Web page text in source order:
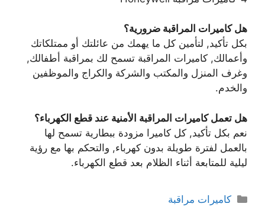
هل كاميرات المراقبة ضرورية؟
بكل تأكيد, لتأمين كل ما يهمك من عائلتك أو ممتلكاتك
وأعمالك, كاميرات المراقبة تسمح لك بمراقبة أطفالك,
وغرف المنزل والمكتب والشركة والكراج والموظفين
والخدم.
هل تعمل كاميرات المراقبة الأمنية عند قطع الكهرباء؟
نعم بكل تأكيد, كل كاميرا مزودة ببطارية تسمح لها
بالعمل لفترة طويلة بدون كهرباء, والتحكم بها مع رؤية
ليلية للمتابعة أثناء الظلام بعد قطع الكهرباء.
كاميرات مراقبة